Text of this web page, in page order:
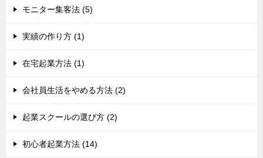
モニター集客法 (5)
実績の作り方 (1)
在宅起業方法 (1)
会社員生活をやめる方法 (2)
起業スクールの選び方 (2)
初心者起業方法 (14)